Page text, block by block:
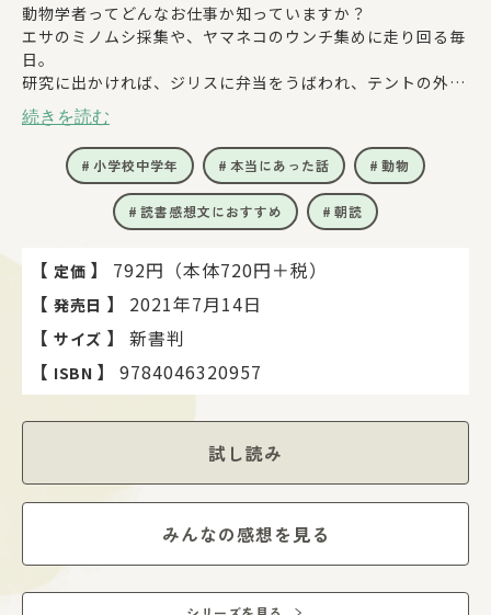
動物学者ってどんなお仕事か知っていますか？
エサのミノムシ採集や、ヤマネコのウンチ集めに走り回る毎
日。
研究に出かければ、ジリスに弁当をうばわれ、テントの外に
はまさかの……クマ!?
失敗だらけでトホホ。
だけどとっても楽しい今泉先生の動物調査！
小説よりもすごい、ホントの話。
みなさんにこっそり教えちゃいます……！
続きを読む
小学校中学年 本当にあった話 動物
読書感想文におすすめ 朝読
【 定価 】
792円（本体720円＋税）
【 発売日 】
2021年7月14日
【 サイズ 】
新書判
【 ISBN 】 9784046320957
試し読み
みんなの感想を見る